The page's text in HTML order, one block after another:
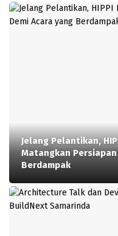
Jelang Pelantikan,
Matangkan
Berdampak